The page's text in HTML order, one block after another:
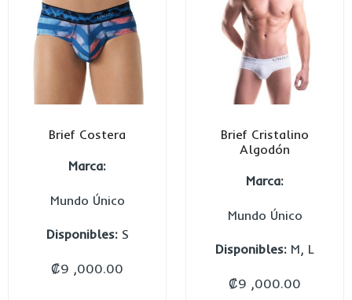
Brief Costera
Marca:
Mundo Único
Disponibles:S
₡9 ,000.00
Brief Cristalino
Algodón
Marca:
Mundo Único
Disponibles: M, L
₡9 ,000.00